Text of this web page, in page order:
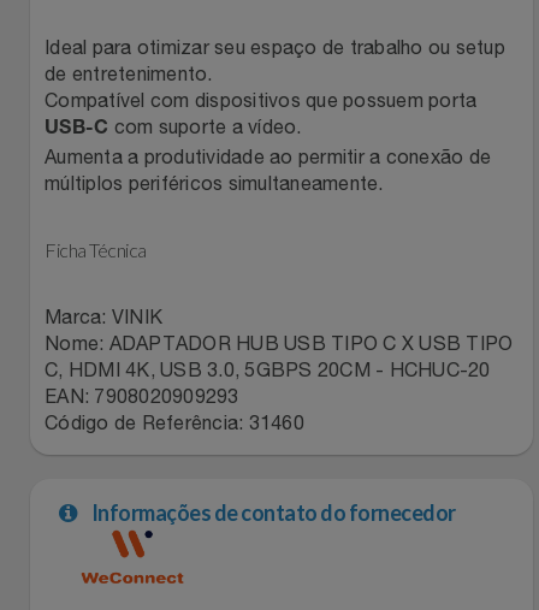
Natal
Notebooks E Tablet
Papelaria
Páscoa
Perfumaria
Perfume
Perfumes
Natura
Netshoes
Perfumes & Cosméticos
Ponto Frio
Portal Das Malas
Porto Brasil
Renner
Safe – Escola De Aviação
Ideal para otimizar seu espaço de trabalho ou setup
de entretenimento.
Compatível com dispositivos que possuem porta
USB-C com suporte a vídeo.
Aumenta a produtividade ao permitir a conexão de
múltiplos periféricos simultaneamente.
Ficha Técnica
Marca: VINIK
Nome: ADAPTADOR HUB USB TIPO C X USB TIPO
C, HDMI 4K, USB 3.0, 5GBPS 20CM - HCHUC-20
EAN: 7908020909293
Código de Referência: 31460
Informações de contato do fornecedor